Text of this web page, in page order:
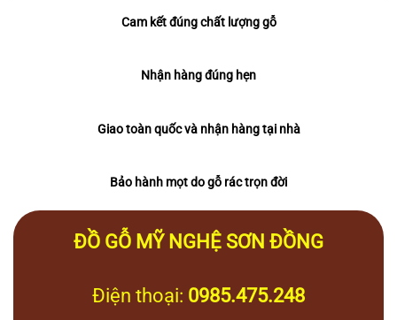
Cam kết đúng chất lượng gỗ
Nhận hàng đúng hẹn
Giao toàn quốc và nhận hàng tại nhà
Bảo hành mọt do gỗ rác trọn đời
ĐỒ GỖ MỸ NGHỆ SƠN ĐỒNG
Điện thoại: 0985.475.248